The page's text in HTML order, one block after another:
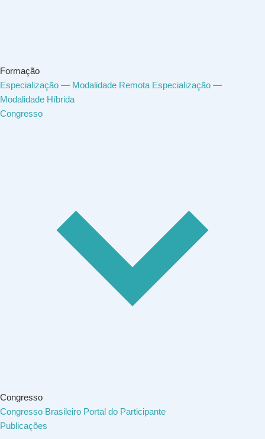
Formação
Especialização — Modalidade Remota Especialização —
Modalidade Híbrida
Congresso
Congresso
Congresso Brasileiro Portal do Participante
Publicações